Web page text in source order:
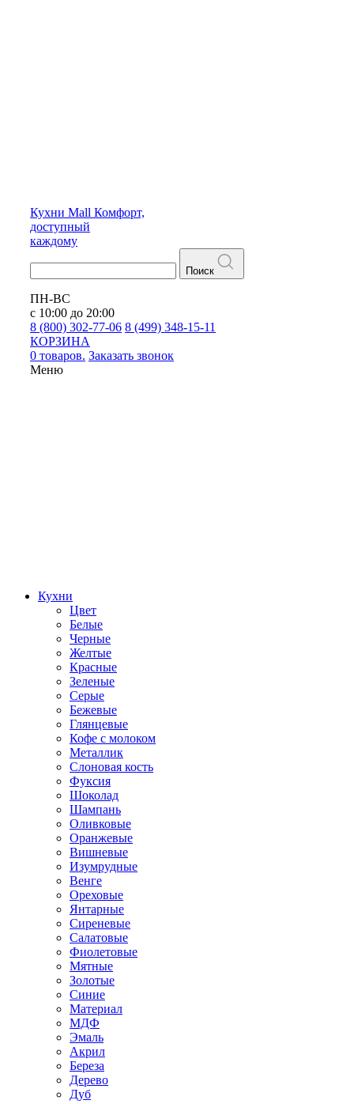
Кухни Mall Комфорт,
доступный
каждому
Поиск
ПН-ВС
с 10:00 до 20:00
8 (800) 302-77-06 8 (499) 348-15-11
КОРЗИНА
0 товаров. Заказать звонок
Меню
Кухни
Цвет
Белые
Черные
Желтые
Красные
Зеленые
Серые
Бежевые
Глянцевые
Кофе с молоком
Металлик
Слоновая кость
Фуксия
Шоколад
Шампань
Оливковые
Оранжевые
Вишневые
Изумрудные
Венге
Ореховые
Янтарные
Сиреневые
Салатовые
Фиолетовые
Мятные
Золотые
Синие
Материал
МДФ
Эмаль
Акрил
Береза
Дерево
Дуб